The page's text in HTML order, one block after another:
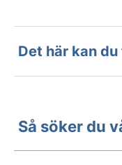
Det här kan
Så söker du